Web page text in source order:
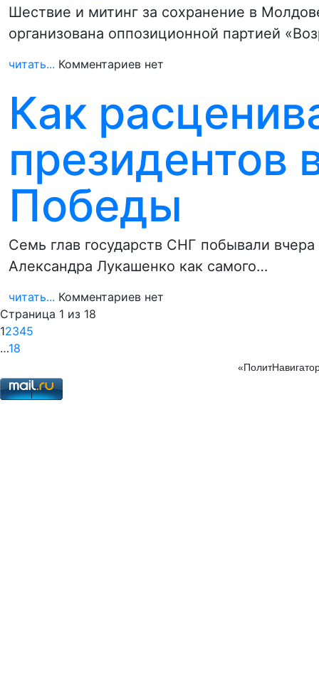
Шествие и митинг за сохранение в
организована оппозиционной партией
читать... Комментариев нет
Как
президентов
Победы
Семь глав государств СНГ побывали
Александра Лукашенко как самого…
читать... Комментариев нет
Страница 1 из 18
12345
…18